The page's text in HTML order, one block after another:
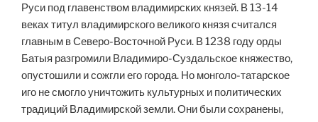
Руси под главенством владимирских князей. В 13-14
веках титул владимирского великого князя считался
главным в Северо-Восточной Руси. В 1238 году орды
Батыя разгромили Владимиро-Суздальское княжество,
опустошили и сожгли его города. Но монголо-татарское
иго не смогло уничтожить культурных и политических
традиций Владимирской земли. Они были сохранены,